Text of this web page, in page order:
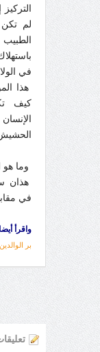
لم تكن
في
هذا
كيف
وما
هذان
في
واقرأ
بر